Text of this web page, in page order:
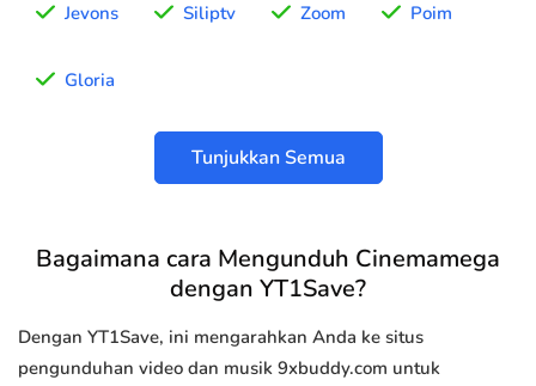
Jevons Siliptv Zoom Poim
Gloria
Tunjukkan Semua
Bagaimana cara Mengunduh Cinemamega
dengan YT1Save?
Dengan YT1Save, ini mengarahkan Anda ke situs
pengunduhan video dan musik 9xbuddy.com untuk